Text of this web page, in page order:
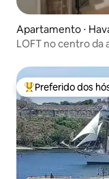
Apartamento ⋅
LOFT no centro da
Entre os melhores
Preferido dos